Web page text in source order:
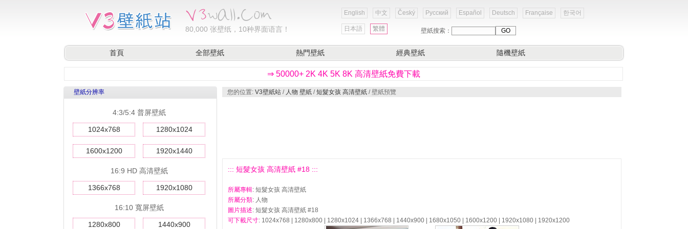
80,000 张壁纸，10种界面语言！
English 中文 Český Русский Español Deutsch Française 한국어
日本語 繁體 壁紙搜索：
首頁 全部壁紙 熱門壁紙 經典壁紙 隨機壁紙
⇒ 50000+ 2K 4K 5K 8K 高清壁紙免費下載
壁紙分辨率
4:3/5:4 普屏壁紙
1024x768 1280x1024
1600x1200 1920x1440
16:9 HD 高清壁紙
1366x768 1920x1080
16:10 寬屏壁紙
1280x800 1440x900
您的位置: V3壁紙站 / 人物 壁紙 /短髮女孩 高清壁紙 / 壁紙預覽
::: 短髮女孩 高清壁紙 #18 :::
所屬專輯: 短髮女孩 高清壁紙
所屬分類: 人物
圖片描述: 短髮女孩 高清壁紙 #18
可下載尺寸: 1024x768 | 1280x800 | 1280x1024 | 1366x768 | 1440x900 | 1680x1050 | 1600x1200 | 1920x1080 | 1920x1200